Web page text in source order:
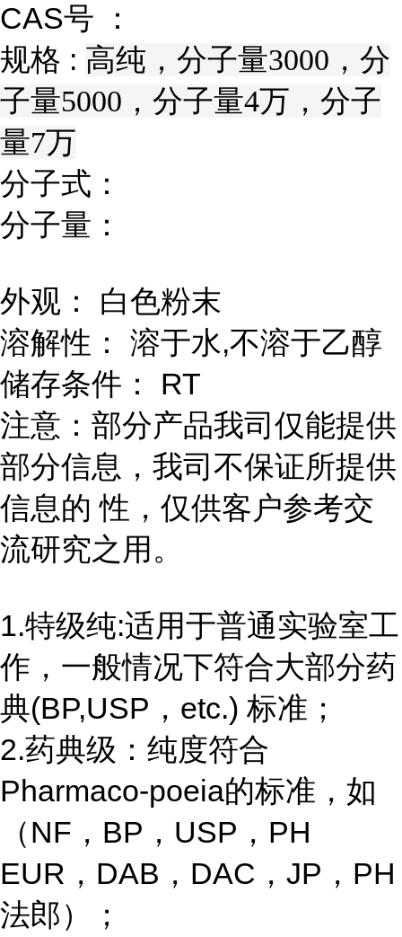
CAS号 ：
规格 : 高纯，分子量3000， 分
子量5000，分子量4万，分子
量7万
分子式：
分子量：
外观： 白色粉末
溶解性： 溶于水,不溶于乙醇
储存条件： RT
注意：部分产品我司仅能提供
部分信息，我司不保证所提供
信息的 性，仅供客户参考交
流研究之用。
1.特级纯:适用于普通实验室工
作，一般情况下符合大部分药
典(BP,USP，etc.) 标准；
2.药典级：纯度符合
Pharmaco-poeia的标准，如
（NF，BP，USP，PH
EUR，DAB，DAC，JP，PH
法郎）；